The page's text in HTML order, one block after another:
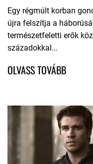
Egy régmúlt korban
újra felszítja a
természetfeletti erők
századokkal...